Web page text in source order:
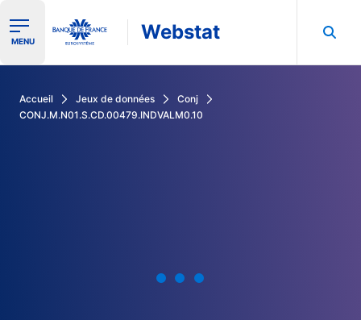
Ouvrir le menu de navigation
MENU Webstat
Accueil Jeux de données
Conj
CONJ.M.N01.S.CD.00479.INDVALM0.10